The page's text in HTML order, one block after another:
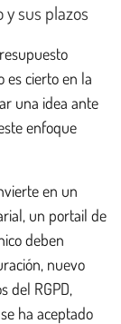
sus plazos
es cierto en la
una idea ante
enfoque
en un
un portail de
deben
nuevo
del RGPD,
ha aceptado